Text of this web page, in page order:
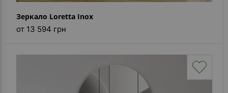
Зеркало Loretta Inox
от 13 594 грн